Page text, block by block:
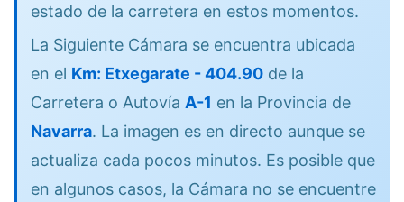
estado de la carretera en estos momentos.
La Siguiente Cámara se encuentra ubicada
en el Km: Etxegarate - 404.90 de la
Carretera o Autovía A-1 en la Provincia de
Navarra. La imagen es en directo aunque se
actualiza cada pocos minutos. Es posible que
en algunos casos, la Cámara no se encuentre